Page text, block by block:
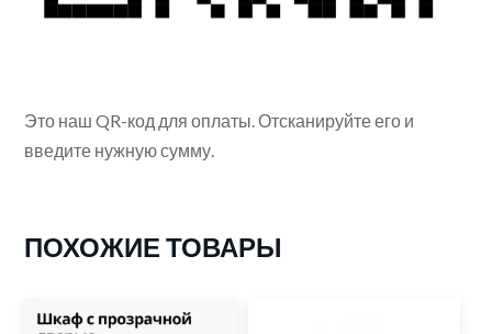
Это наш QR-код для оплаты. Отсканируйте его и
введите нужную сумму.
ПОХОЖИЕ ТОВАРЫ